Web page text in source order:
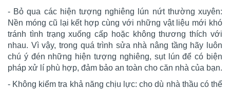
- Bỏ qua các hiện tượng nghiêng lún nứt thường xuyên:
Nền móng cũ lại kết hợp cùng với những vật liệu mới khó
tránh tình trạng xuống cấp hoặc không thương thích với
nhau. Vì vậy, trong quá trình sửa nhà nâng tầng hãy luôn
chú ý đén những hiện tượng nghiêng, sụt lún để có biện
pháp xử lí phù hợp, đảm bảo an toàn cho căn nhà của bạn.
- Không kiểm tra khả năng chịu lực: cho dù nhà thầu có thể